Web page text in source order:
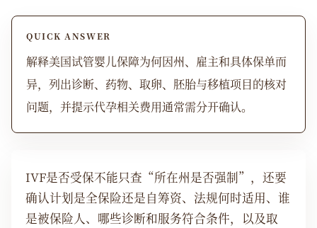
QUICK ANSWER
解释美国试管婴儿保障为何因州、雇主和具体保单而
异，列出诊断、药物、取卵、胚胎与移植项目的核对
问题，并提示代孕相关费用通常需分开确认。
IVF是否受保不能只查“所在州是否强制”，还要
确认计划是全保险还是自筹资、法规何时适用、谁
是被保险人、哪些诊断和服务符合条件，以及取